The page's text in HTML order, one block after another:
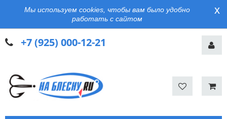
Мы используем cookies, чтобы вам было удобно
работать с сайтом
x
+7 (925) 000-12-21